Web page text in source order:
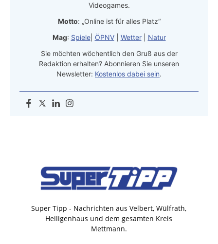
Videogames.
Motto: „Online ist für alles Platz“
Mag: Spiele| ÖPNV| Wetter| Natur
Sie möchten wöchentlich den Gruß aus der
Redaktion erhalten? Abonnieren Sie unseren
Newsletter: Kostenlos dabei sein.
Super Tipp - Nachrichten aus Velbert, Wülfrath,
Heiligenhaus und dem gesamten Kreis
Mettmann.